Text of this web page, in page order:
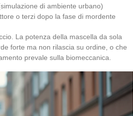
di ambiente urbano)
o terzi dopo la fase di mordente
La potenza della mascella da sola
forte ma non rilascia su ordine, o che
prevale sulla biomeccanica.